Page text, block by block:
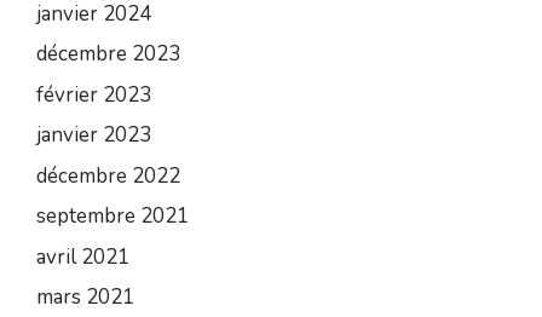
janvier 2024
décembre 2023
février 2023
janvier 2023
décembre 2022
septembre 2021
avril 2021
mars 2021